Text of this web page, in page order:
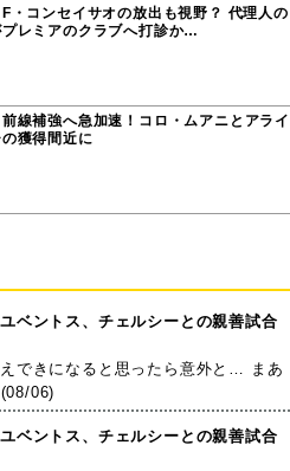
・コンセイサオの放出も視野？ 代理人の
レミアのクラブへ打診か…
線補強へ急加速！コロ・ムアニとアライ
獲得間近に
ベントス、チェルシーとの親善試合
できになると思ったら意外と… まあ
06)
ベントス、チェルシーとの親善試合